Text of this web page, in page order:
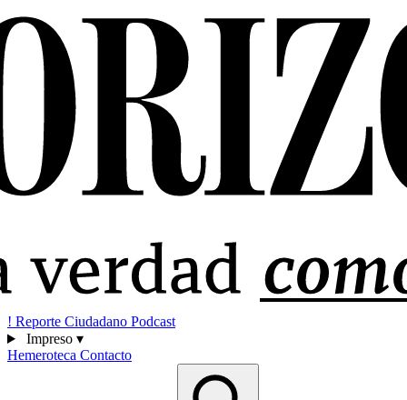
! Reporte Ciudadano Podcast
Impreso ▾
Hemeroteca Contacto